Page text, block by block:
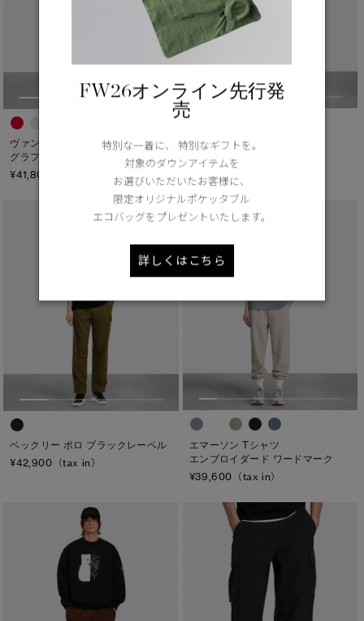
ヴァンテージ Tシャツ-
グラフィック
¥41,800（tax in）
ローヴ クルー- グラフィック
¥61,600（tax in）
ベックリー ポロ ブラックレーベル
¥42,900（tax in）
エマーソン Tシャツ
エンブロイダード ワードマーク
¥39,600（tax in）
FW26オンライン先行発
売
特別な一着に、 特別なギフトを。
対象のダウンアイテムを
お選びいただいたお客様に、
限定オリジナルポケッタブル
エコバッグをプレゼントいたします。
詳しくはこちら